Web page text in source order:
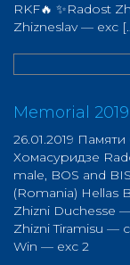
RKF🔥 ✨Radost
Zhizneslav — exc
Memorial 2019
26.01.2019
Хомасуридзе
male, BOS and
(Romania) Hellas
Zhizni Duchesse
Zhizni Tiramisu —
Win — exc 2